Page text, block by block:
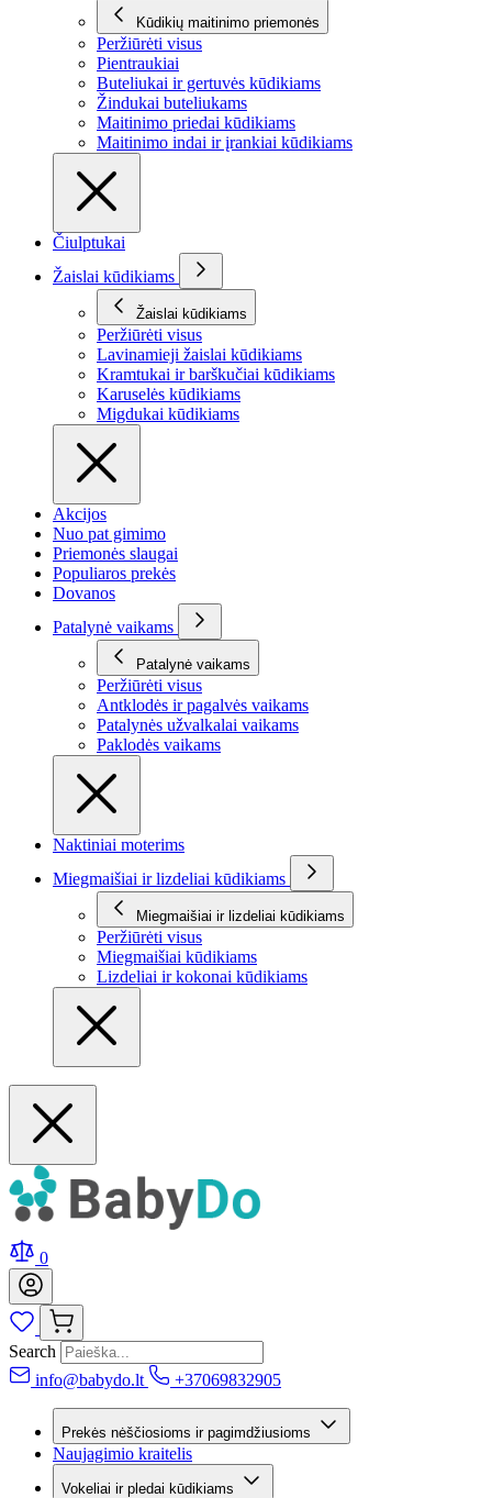
Kūdikių maitinimo priemonės
Peržiūrėti visus
Pientraukiai
Buteliukai ir gertuvės kūdikiams
Žindukai buteliukams
Maitinimo priedai kūdikiams
Maitinimo indai ir įrankiai kūdikiams
Čiulptukai
Žaislai kūdikiams
Žaislai kūdikiams
Peržiūrėti visus
Lavinamieji žaislai kūdikiams
Kramtukai ir barškučiai kūdikiams
Karuselės kūdikiams
Migdukai kūdikiams
Akcijos
Nuo pat gimimo
Priemonės slaugai
Populiaros prekės
Dovanos
Patalynė vaikams
Patalynė vaikams
Peržiūrėti visus
Antklodės ir pagalvės vaikams
Patalynės užvalkalai vaikams
Paklodės vaikams
Naktiniai moterims
Miegmaišiai ir lizdeliai kūdikiams
Miegmaišiai ir lizdeliai kūdikiams
Peržiūrėti visus
Miegmaišiai kūdikiams
Lizdeliai ir kokonai kūdikiams
0
Search
info@babydo.lt
+37069832905
Prekės nėščiosioms ir pagimdžiusioms
Naujagimio kraitelis
Vokeliai ir pledai kūdikiams